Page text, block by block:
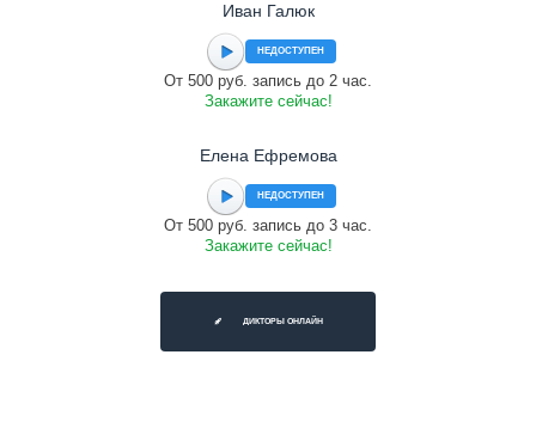
Иван Галюк
НЕДОСТУПЕН
От 500 руб. запись до 2 час.
Закажите сейчас!
Елена Ефремова
НЕДОСТУПЕН
От 500 руб. запись до 3 час.
Закажите сейчас!
ДИКТОРЫ ОНЛАЙН